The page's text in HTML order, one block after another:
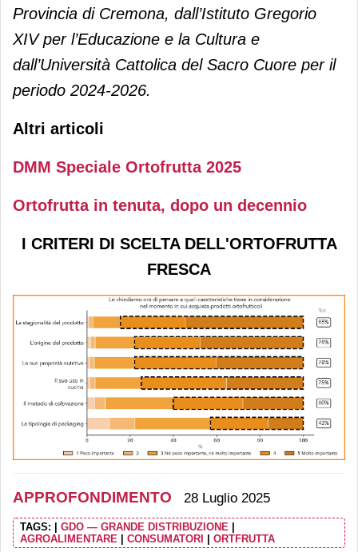
Provincia di Cremona, dall’Istituto Gregorio
XIV per l’Educazione e la Cultura e
dall’Università Cattolica del Sacro Cuore per il
periodo 2024-2026.
Altri articoli
DMM Speciale Ortofrutta 2025
Ortofrutta in tenuta, dopo un decennio
I CRITERI DI SCELTA DELL'ORTOFRUTTA
FRESCA
APPROFONDIMENTO 28 Luglio 2025
TAGS: GDO — GRANDE DISTRIBUZIONE
AGROALIMENTARE
CONSUMATORI ORTFRUTTA